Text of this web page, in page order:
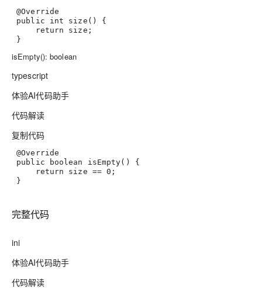
@Override
public
int size ()
{
return size;
}
isEmpty(): boolean
typescript
体验AI代码助手
代码解读
复制代码
@Override
public
boolean isEmpty() {
return size == 0 ;
}
完整代码
ini
体验AI代码助手
代码解读